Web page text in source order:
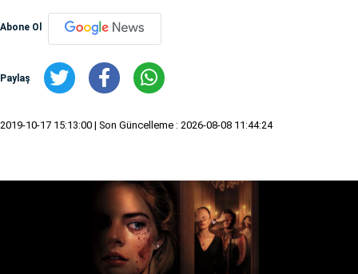
Abone Ol
Paylaş
2019-10-17 15:13:00 | Son Güncelleme : 2026-08-08 11:44:24